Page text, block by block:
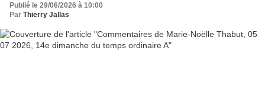
Publié le 29/06/2026 à 10:00
Par Thierry Jallas